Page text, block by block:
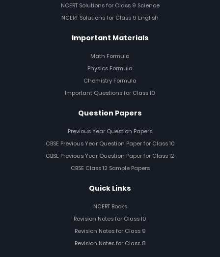
NCERT Solutions for Class 9 Science
NCERT Solutions for Class 9 English
Important Materials
Math Formula
Physics Formula
Chemistry Formula
Important Questions for Class 10
Question Papers
Previous Year Question Papers
CBSE Previous Year Question Paper for Class 10
CBSE Previous Year Question Paper for Class 12
CBSE Class 12 Sample Papers
Quick Links
NCERT Books
Revision Notes for Class 10
Revision Notes for Class 9
Revision Notes for Class 8